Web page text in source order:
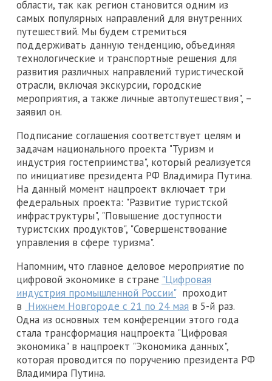
области, так как регион становится одним из
самых популярных направлений для внутренних
путешествий. Мы будем стремиться
поддерживать данную тенденцию, объединяя
технологические и транспортные решения для
развития различных направлений туристической
отрасли, включая экскурсии, городские
мероприятия, а также личные автопутешествия", –
заявил он.
Подписание соглашения соответствует целям и
задачам национального проекта "Туризм и
индустрия гостеприимства", который реализуется
по инициативе президента РФ Владимира Путина.
На данный момент нацпроект включает три
федеральных проекта: "Развитие туристской
инфраструктуры", "Повышение доступности
туристских продуктов", "Совершенствование
управления в сфере туризма".
Напомним, что главное деловое мероприятие по
цифровой экономике в стране "Цифровая
индустрия промышленной России"проходит
в Нижнем Новгороде с 21 по 24 мая в 5-й раз.
Одна из основных тем конференции этого года
стала трансформация нацпроекта "Цифровая
экономика" в нацпроект "Экономика данных",
которая проводится по поручению президента РФ
Владимира Путина.